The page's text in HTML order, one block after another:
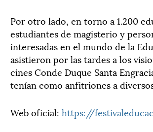
Por otro lado, en torno a 1.200
estudiantes de magisterio y
interesadas en el mundo de la
asistieron por las tardes a los
cines Conde Duque Santa
tenían como anfitriones a
Web oficial: https://